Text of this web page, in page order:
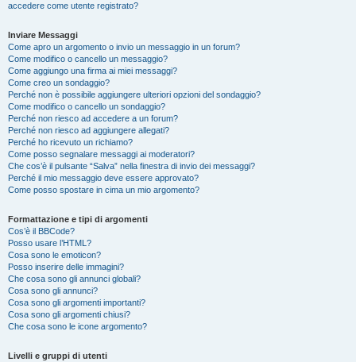
accedere come utente registrato?
Inviare Messaggi
Come apro un argomento o invio un messaggio in un forum?
Come modifico o cancello un messaggio?
Come aggiungo una firma ai miei messaggi?
Come creo un sondaggio?
Perché non è possibile aggiungere ulteriori opzioni del sondaggio?
Come modifico o cancello un sondaggio?
Perché non riesco ad accedere a un forum?
Perché non riesco ad aggiungere allegati?
Perché ho ricevuto un richiamo?
Come posso segnalare messaggi ai moderatori?
Che cos’è il pulsante “Salva” nella finestra di invio dei messaggi?
Perché il mio messaggio deve essere approvato?
Come posso spostare in cima un mio argomento?
Formattazione e tipi di argomenti
Cos’è il BBCode?
Posso usare l’HTML?
Cosa sono le emoticon?
Posso inserire delle immagini?
Che cosa sono gli annunci globali?
Cosa sono gli annunci?
Cosa sono gli argomenti importanti?
Cosa sono gli argomenti chiusi?
Che cosa sono le icone argomento?
Livelli e gruppi di utenti